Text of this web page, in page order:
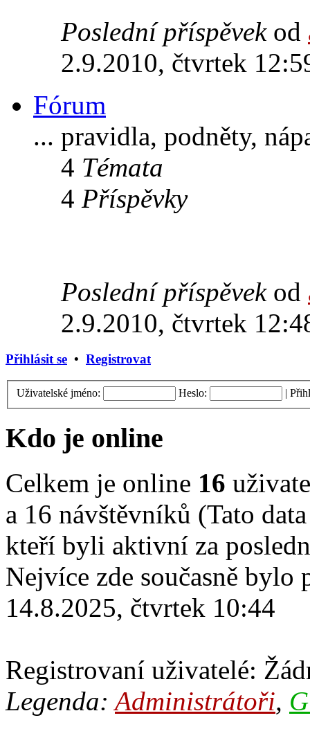
Poslední příspěvekod
2.9.2010, čtvrtek
Fórum
... pravidla, podněty,
4 Témata
4 Příspěvky
Poslední příspěvekod
2.9.2010, čtvrtek
Přihlásit se • Registrovat
Uživatelské jméno: Heslo: |
Kdo je online
Celkem je online 16
a 16 návštěvníků (Tato
kteří byli aktivní za
Nejvíce zde současně
14.8.2025, čtvrtek 10:44
Registrovaní uživatelé:
Legenda:Administrátoři,